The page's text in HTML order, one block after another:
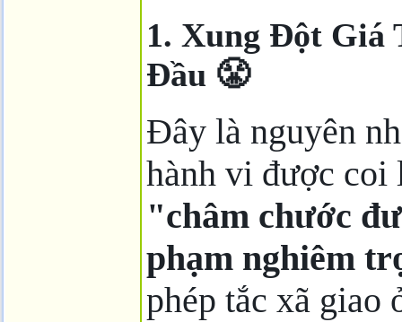
1. Xung Đột Giá
Đầu 😤
Đây là nguyên
hành vi được
"châm chước
phạm nghiêm
phép tắc xã giao